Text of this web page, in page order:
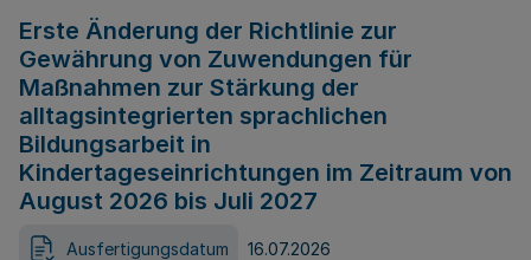
Erste Änderung der Richtlinie zur
Gewährung von Zuwendungen für
Maßnahmen zur Stärkung der
alltagsintegrierten sprachlichen
Bildungsarbeit in
Kindertageseinrichtungen im Zeitraum von
August 2026 bis Juli 2027
Ausfertigungsdatum 16.07.2026